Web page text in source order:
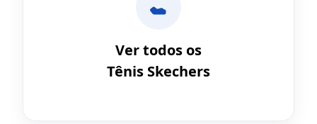
Ver todos os
Tênis Skechers